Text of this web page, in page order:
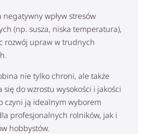
negatywny wpływ stresów
(np. susza, niska temperatura),
rozwój upraw w trudnych
nie tylko chroni, ale także
się do wzrostu wysokości i jakości
czyni ją idealnym wyborem
profesjonalnych rolników, jak i
hobbystów.